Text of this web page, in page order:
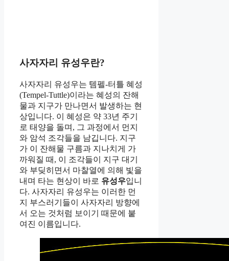
사자자리 유성우란?
사자자리 유성우는 템펠-터틀 혜성
(Tempel-Tuttle)이라는 혜성의 잔해
물과 지구가 만나면서 발생하는 현
상입니다. 이 혜성은 약 33년 주기
로 태양을 돌며, 그 과정에서 먼지
와 암석 조각들을 남깁니다. 지구
가 이 잔해물 구름과 지나치게 가
까워질 때, 이 조각들이 지구 대기
와 부딪히면서 마찰열에 의해 빛을
내며 타는 현상이 바로 유성우입니
다. 사자자리 유성우는 이러한 먼
지 부스러기들이 사자자리 방향에
서 오는 것처럼 보이기 때문에 붙
여진 이름입니다.